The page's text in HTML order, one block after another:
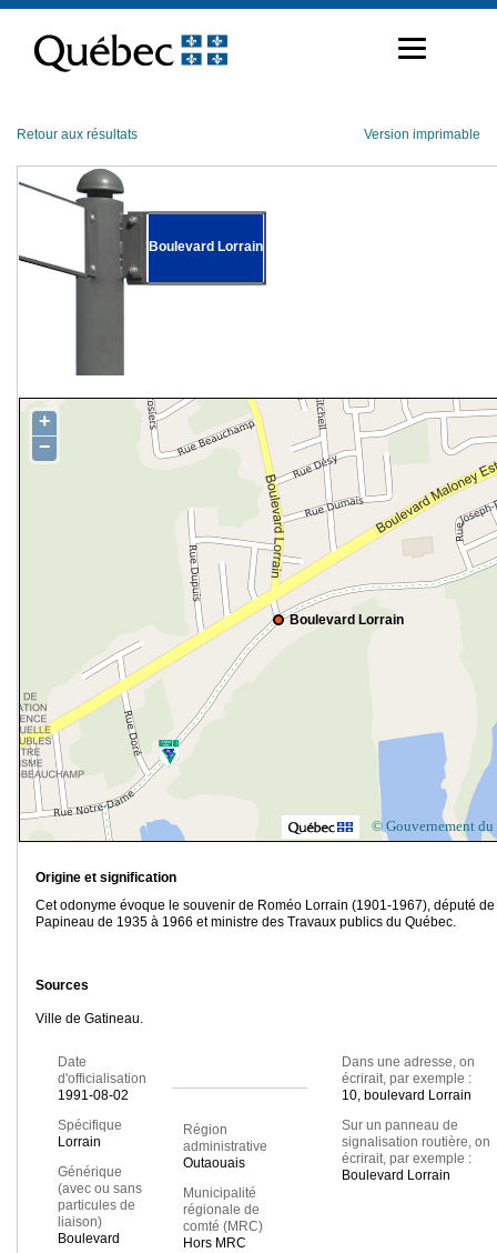
contenu
Retour aux résultats Version imprimable
Boulevard Lorrain
Boulevard Lorrain
+
−
© Gouvernement du
Origine et signification
Cet odonyme évoque le souvenir de Roméo Lorrain (1901-1967), député de
Papineau de 1935 à 1966 et ministre des Travaux publics du Québec.
Sources
Ville de Gatineau.
Date
d'officialisation
1991-08-02
Spécifique
Lorrain
Générique
(avec ou sans
particules de
liaison)
Boulevard
Région
administrative
Outaouais
Municipalité
régionale de
comté (MRC)
Hors MRC
Dans une adresse, on
écrirait, par exemple :
10, boulevard Lorrain
Sur un panneau de
signalisation routière, on
écrirait, par exemple :
Boulevard Lorrain